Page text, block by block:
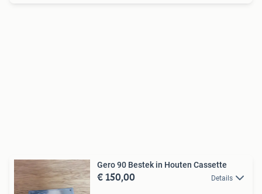
Gero 90 Bestek in Houten Cassette
€ 150,00 Details